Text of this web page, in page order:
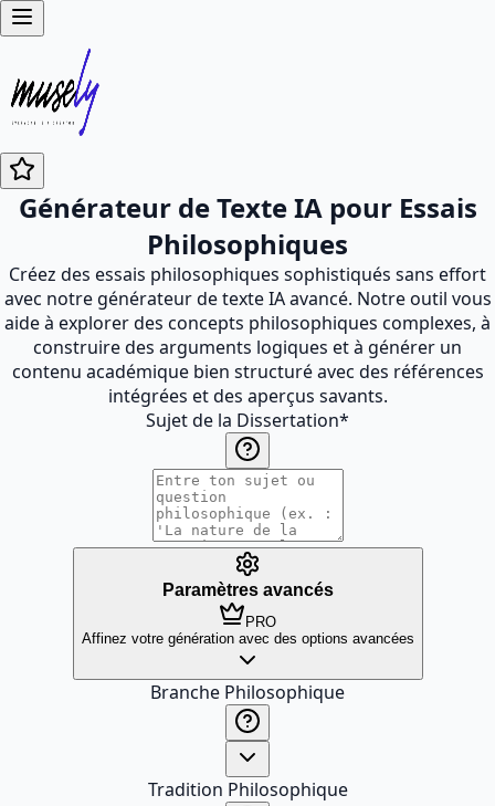
Générateur de Texte IA pour Essais
Philosophiques
Créez des essais philosophiques sophistiqués sans effort
avec notre générateur de texte IA avancé. Notre outil vous
aide à explorer des concepts philosophiques complexes, à
construire des arguments logiques et à générer un
contenu académique bien structuré avec des références
intégrées et des aperçus savants.
Sujet de la Dissertation*
Paramètres avancés
PRO
Affinez votre génération avec des options avancées
Branche Philosophique
Tradition Philosophique